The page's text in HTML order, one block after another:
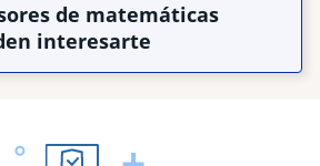
de matemáticas
interesarte